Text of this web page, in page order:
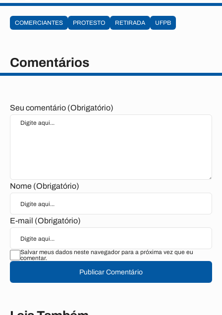
COMERCIANTES PROTESTO RETIRADA UFPB
Comentários
Seu comentário (Obrigatório)
Nome (Obrigatório)
E-mail (Obrigatório)
Salvar meus dados neste navegador para a próxima vez que eu
comentar.
Publicar Comentário